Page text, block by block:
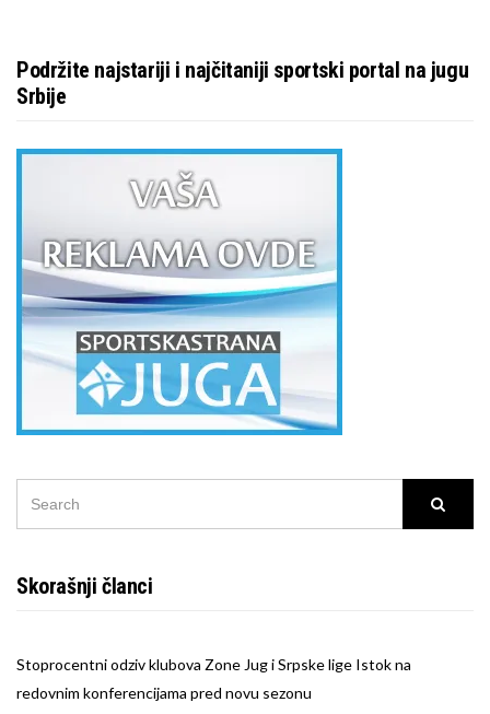
Podržite najstariji i najčitaniji sportski portal na jugu
Srbije
Skorašnji članci
Stoprocentni odziv klubova Zone Jug i Srpske lige Istok na
redovnim konferencijama pred novu sezonu